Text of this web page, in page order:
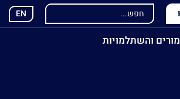
EN
והשתלמויות